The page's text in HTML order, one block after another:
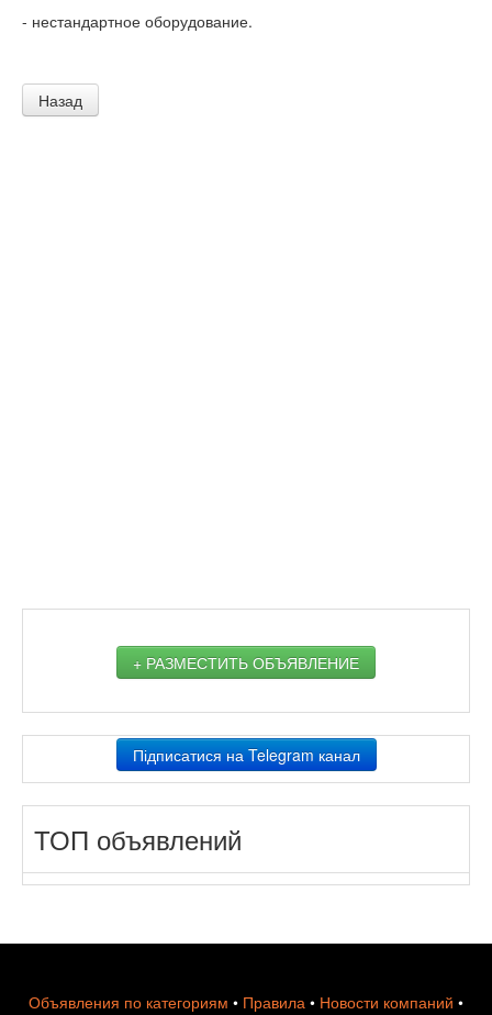
- нестандартное оборудование.
Назад
+ РАЗМЕСТИТЬ ОБЪЯВЛЕНИЕ
Підписатися на Telegram канал
ТОП объявлений
Объявления по категориям • Правила • Новости компаний •